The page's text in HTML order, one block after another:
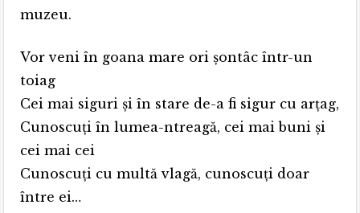
muzeu.
Vor veni în goana mare ori şontâc într-un
toiag
Cei mai siguri şi în stare de-a fi sigur cu arţag,
Cunoscuţi în lumea-ntreagă, cei mai buni şi
cei mai cei
Cunoscuţi cu multă vlagă, cunoscuţi doar
între ei…